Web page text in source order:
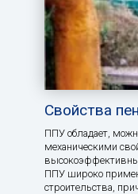
Свойства
ППУ обладает,
механическими
ППУ широко
строительства,